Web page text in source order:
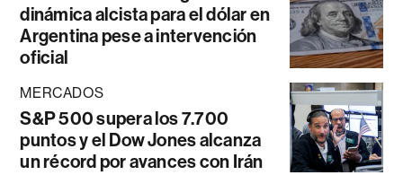
dinámica alcista para el dólar en
Argentina pese a intervención
oficial
MERCADOS
S&P 500 supera los 7.700
puntos y el Dow Jones alcanza
un récord por avances con Irán